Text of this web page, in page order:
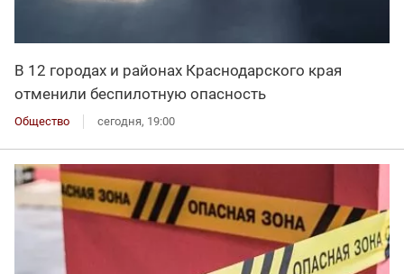
В 12 городах и районах Краснодарского края
отменили беспилотную опасность
Общество сегодня, 19:00